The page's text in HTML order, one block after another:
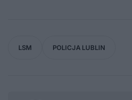
LSM POLICJA LUBLIN